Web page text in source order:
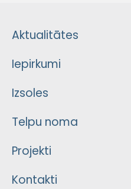
Aktualitātes
Iepirkumi
Izsoles
Telpu noma
Projekti
Kontakti